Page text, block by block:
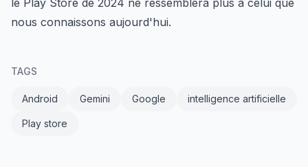
le Play Store de 2024 ne ressemblera plus à celui que
nous connaissons aujourd'hui.
TAGS
Android Gemini Google intelligence artificielle
Play store